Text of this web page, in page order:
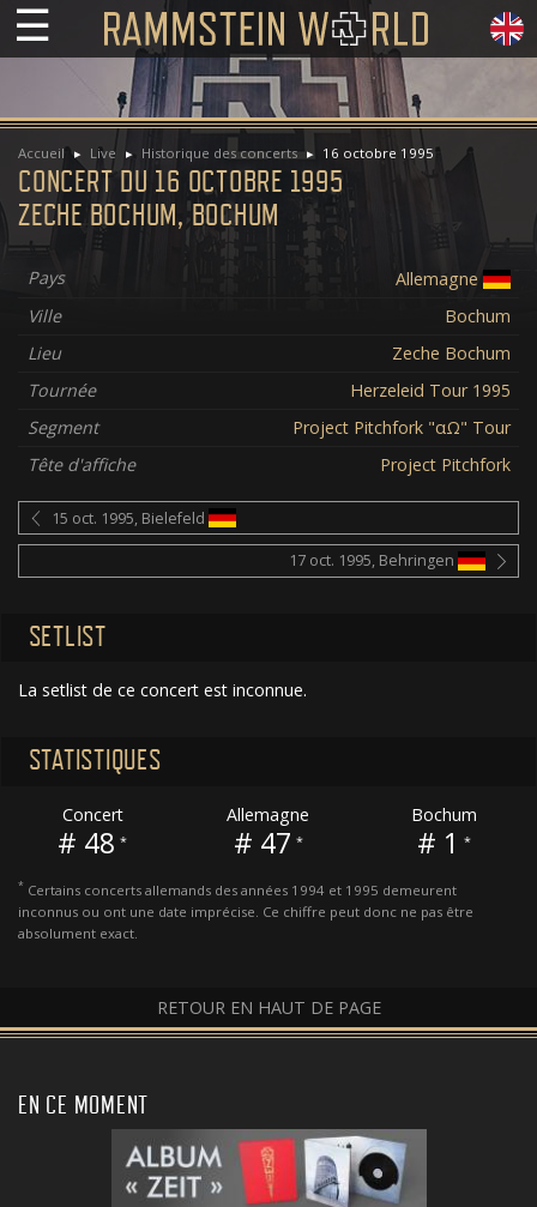
☰
Accueil Live Historique des concerts 16 octobre 1995
CONCERT DU 16 OCTOBRE 1995
ZECHE BOCHUM, BOCHUM
Pays
Allemagne
Ville
Bochum
Lieu
Zeche Bochum
Tournée
Herzeleid Tour 1995
Segment
Project Pitchfork "αΩ" Tour
Tête d'affiche
Project Pitchfork
15 oct. 1995, Bielefeld
17 oct. 1995, Behringen
SETLIST
La setlist de ce concert est inconnue.
STATISTIQUES
Concert
# 48 *
Allemagne
# 47 *
Bochum
# 1 *
* Certains concerts allemands des années 1994 et 1995 demeurent
inconnus ou ont une date imprécise. Ce chiffre peut donc ne pas être
absolument exact.
RETOUR EN HAUT DE PAGE
EN CE MOMENT